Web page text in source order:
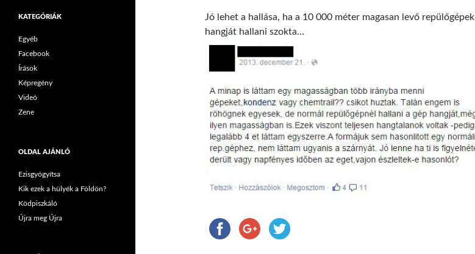
Jó lehet a hallása, ha a 10 000 méter magasan levő repülőgépek
hangját hallani szokta…
KATEGÓRIÁK
Egyéb
Facebook
Írások
Képregény
Videó
Zene
OLDAL AJÁNLÓ
Ezisgyógyítsa
Kik ezek a hülyék a Földön?
Ködpiszkáló
Újra meg Újra